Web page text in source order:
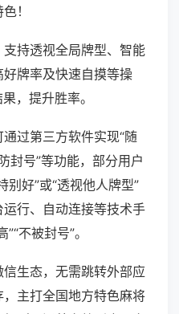
！
持透视全局牌型、智能
牌率及快速自摸等操
，提升胜率。
过第三方软件实现“随
封号”等功能，部分用户
别好”或“透视他人牌型”
行、自动连接等技术手
不被封号”。
生态，无需跳转外部应
主打全国地方特色麻将